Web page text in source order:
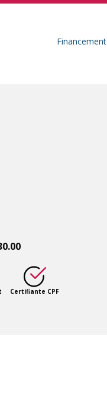
Financement
Certifiante CPF